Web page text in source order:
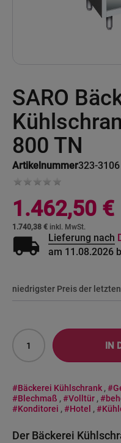
SARO
800 TN
Artikelnummer323-3106
to
the
beginning
of
images
gallery
1.740,38 €
1.462,50 €
local_shipping Lieferung nach
am 11.08.2026
niedrigster Preis der
IN
#Bäckerei Kühlschrank ,
#Blechmaß ,#Volltür ,
#Konditorei ,#Hotel ,
Der Bäckerei